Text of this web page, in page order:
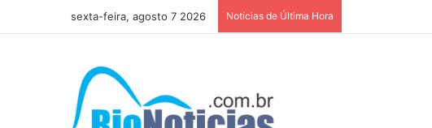
sexta-feira, agosto 7 2026 Notícias de Última Hora